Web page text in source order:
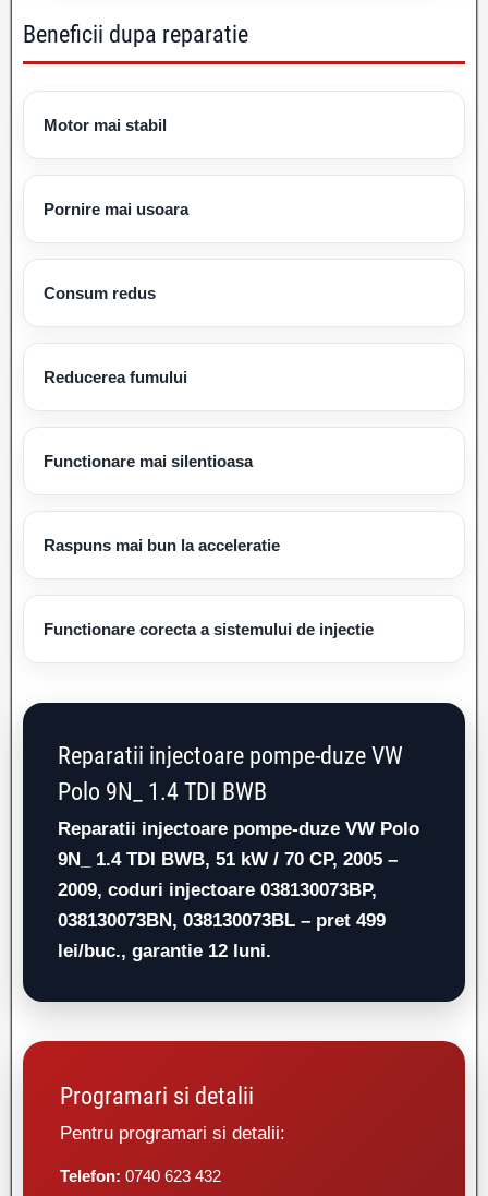
Beneficii dupa reparatie
Motor mai stabil
Pornire mai usoara
Consum redus
Reducerea fumului
Functionare mai silentioasa
Raspuns mai bun la acceleratie
Functionare corecta a sistemului de injectie
Reparatii injectoare pompe-duze VW
Polo 9N_ 1.4 TDI BWB
Reparatii injectoare pompe-duze VW Polo
9N_ 1.4 TDI BWB, 51 kW / 70 CP, 2005 –
2009, coduri injectoare 038130073BP,
038130073BN, 038130073BL – pret 499
lei/buc., garantie 12 luni.
Programari si detalii
Pentru programari si detalii:
Telefon: 0740 623 432